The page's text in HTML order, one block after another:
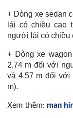
+ Dòng xe sedan
lái có chiều cao
người lái có chiều
+ Dòng xe
2,74 m đối với
và 4,57 m đối với
m).
Xem thêm: man